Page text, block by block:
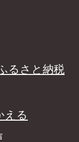
るさと納税
える